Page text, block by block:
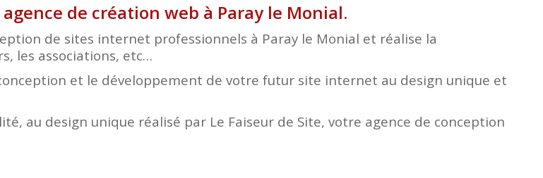
de création web à Paray le Monial.
de sites internet professionnels à Paray le Monial et réalise la
les associations, etc…
et le développement de votre futur site internet au design unique et
au design unique réalisé par Le Faiseur de Site, votre agence de conception